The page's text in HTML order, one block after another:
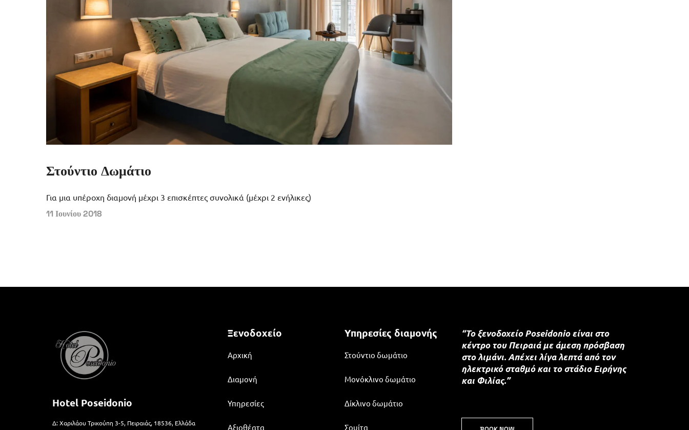
Στούντιο Δωμάτιο
Για μια υπέροχη διαμονή μέχρι 3 επισκέπτες συνολικά (μέχρι 2 ενήλικες)
11 Ιουνίου 2018
Hotel Poseidonio
Δ: Χαριλάου Τρικούπη 3-5, Πειραιάς, 18536, Ελλάδα
Ξενοδοχείο
Αρχική
Διαμονή
Υπηρεσίες
Αξιοθέατα
Υπηρεσίες διαμονής
Στούντιο δωμάτιο
Μονόκλινο δωμάτιο
Δίκλινο δωμάτιο
Σουίτα
“Το ξενοδοχείο Poseidonio είναι στο
κέντρο του Πειραιά με άμεση πρόσβαση
στο λιμάνι. Απέχει λίγα λεπτά από τον
ηλεκτρικό σταθμό και το στάδιο Ειρήνης
και Φιλίας.”